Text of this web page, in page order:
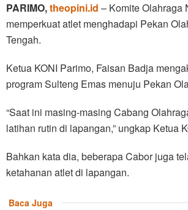
PARIMO,theopini.id – Komite Olahraga
memperkuat atlet menghadapi Pekan
Tengah.
Ketua KONI Parimo, Faisan Badja
program Sulteng Emas menuju Pekan
“Saat ini masing-masing Cabang
latihan rutin di lapangan,” ungkap Ketua
Bahkan kata dia, beberapa Cabor juga
ketahanan atlet di lapangan.
Baca Juga